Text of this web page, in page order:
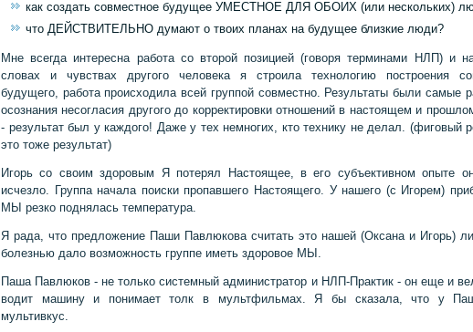
как создать совместное будущее УМЕСТНОЕ ДЛЯ ОБОИХ (или нескольких)
что ДЕЙСТВИТЕЛЬНО думают о твоих планах на будущее близкие люди?
Мне всегда интересна работа со второй позицией (говоря терминами НЛП) и
словах и чувствах другого человека я строила технологию построения
будущего, работа происходила всей группой совместно. Результаты были самые
осознания несогласия другого до корректировки отношений в настоящем и
- результат был у каждого! Даже у тех немногих, кто технику не делал. (фиговый
это тоже результат)
Игорь со своим здоровым Я потерял Настоящее, в его субъективном опыте
исчезло. Группа начала поиски пропавшего Настоящего. У нашего (с Игорем)
МЫ резко поднялась температура.
Я рада, что предложение Паши Павлюкова считать это нашей (Оксана и Игорь)
болезнью дало возможность группе иметь здоровое МЫ.
Паша Павлюков - не только системный администратор и НЛП-Практик - он еще и
водит машину и понимает толк в мультфильмах. Я бы сказала, что у
мультивкус.